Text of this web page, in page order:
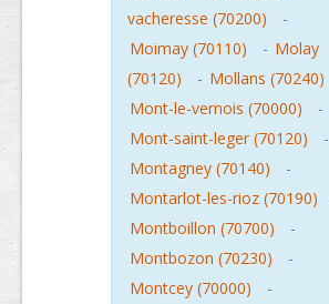
vacheresse (70200)
-
Moimay (70110)
- Molay
(70120)
- Mollans (70240)
Mont-le-vernois (70000)
-
Mont-saint-leger (70120)
-
Montagney (70140)
-
Montarlot-les-rioz (70190)
Montboillon (70700)
-
Montbozon (70230)
-
Montcey (70000)
-